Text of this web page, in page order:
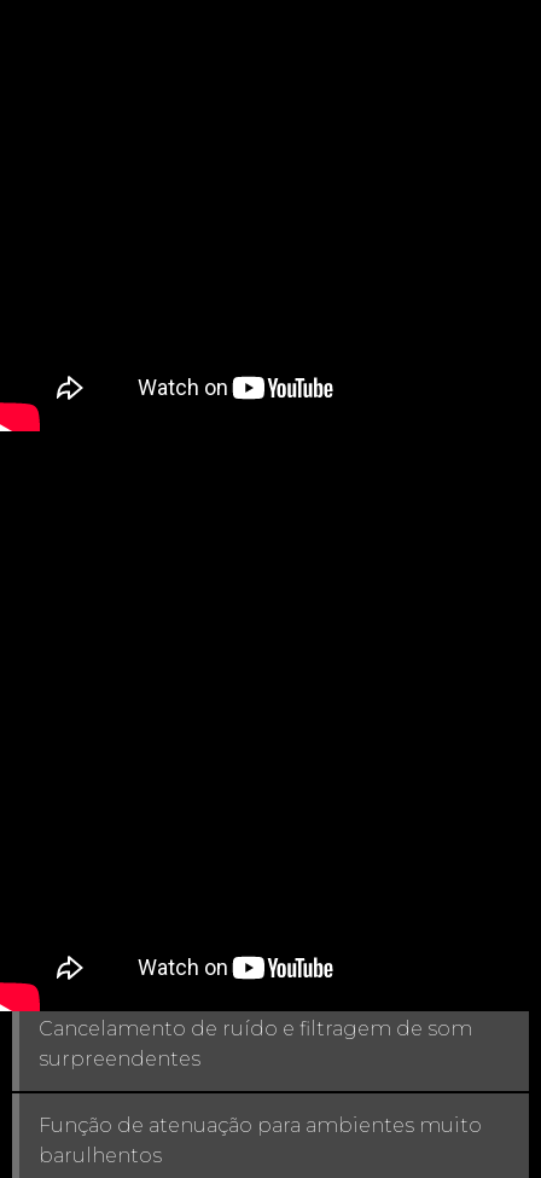
Cancelamento de ruído e filtragem de som
surpreendentes
Função de atenuação para ambientes muito
barulhentos